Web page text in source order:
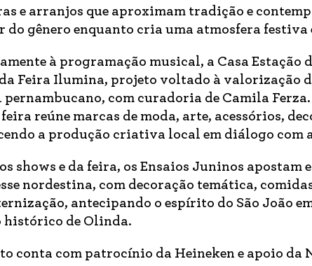
e arranjos que aproximam tradição e
do gênero enquanto cria uma atmosfera festiva
à programação musical, a Casa Estação
Feira Ilumina, projeto voltado à valorização
com curadoria de Camila
feira reúne marcas de moda, arte, acessórios,
a produção criativa local em diálogo com
shows e da feira, os Ensaios Juninos apostam
nordestina, com decoração temática,
antecipando o espírito do São João
histórico de Olinda.
conta com patrocínio da Heineken e apoio da